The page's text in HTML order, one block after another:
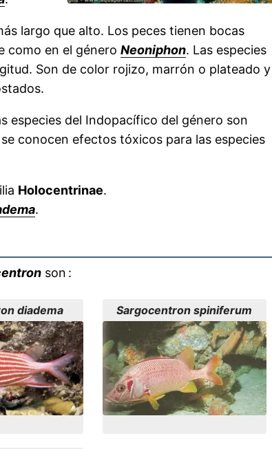
largo que alto. Los peces tienen bocas
como en el género Neoniphon. Las especies
Son de color rojizo, marrón o plateado y
especies del Indopacífico del género son
conocen efectos tóxicos para las especies
Holocentrinae.
.
son :
diadema Sargocentron spiniferum